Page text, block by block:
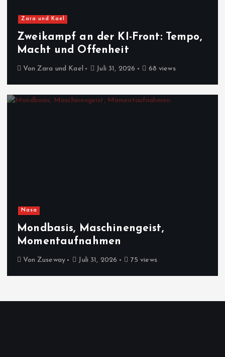
Zara und Kael
Zweikampf an der KI-Front: Tempo,
Macht und Offenheit
Von Zara und Kael Juli 31, 2026 68 views
Nasa
Mondbasis, Maschinengeist,
Momentaufnahmen
Von Zuseway Juli 31, 2026 75 views